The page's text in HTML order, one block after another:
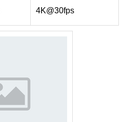
4K@30fps